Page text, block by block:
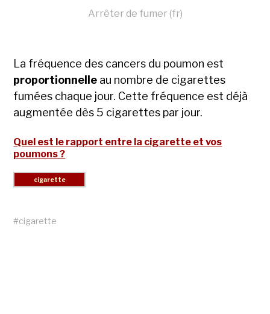
Arrêter de fumer (fr)
La fréquence des cancers du poumon est
proportionnelle au nombre de cigarettes
fumées chaque jour. Cette fréquence est déjà
augmentée dès 5 cigarettes par jour.
Quel est le rapport entre la cigarette et vos
poumons ?
#cigarette